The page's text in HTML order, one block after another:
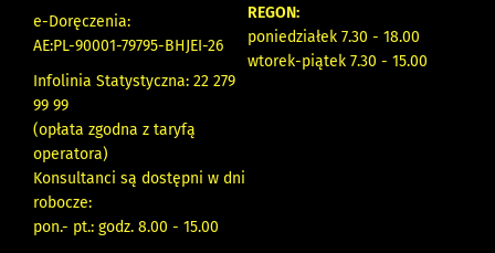
e-Doręczenia:
AE:PL-90001-79795-BHJEI-26
Infolinia Statystyczna: 22 279
99 99
(opłata zgodna z taryfą
operatora)
Konsultanci są dostępni w dni
robocze:
pon.- pt.: godz. 8.00 - 15.00
REGON:
poniedziałek 7.30 - 18.00
wtorek-piątek 7.30 - 15.00